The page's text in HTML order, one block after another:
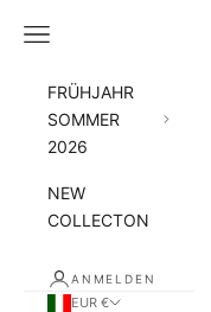
Menü
FRÜHJAHR
SOMMER
2026
NEW
COLLECTON
ANMELDEN
EUR €